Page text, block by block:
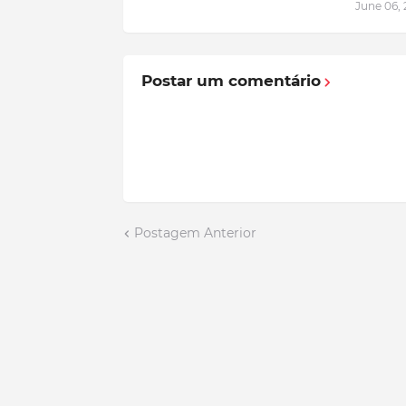
June 06,
Postar um comentário
Postagem Anterior